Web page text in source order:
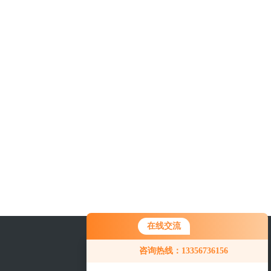
在线交流
咨询热线：13356736156